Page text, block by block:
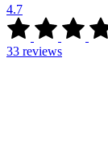
4.7
33 reviews